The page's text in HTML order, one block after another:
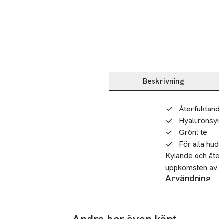
Beskrivning
Beskrivning
Grönt te
För alla
Kylande och
uppkomsten
ögonen.
Användning